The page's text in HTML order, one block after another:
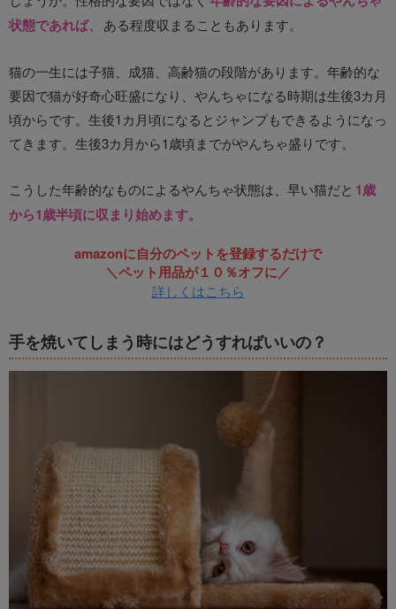
状態であれば、
ある程度収まることもあります。
猫の一生には子猫、成猫、高齢猫の段階があります。年齢的な
要因で猫が好奇心旺盛になり、やんちゃになる時期は生後3カ月
頃からです。生後1カ月頃になるとジャンプもできるようになっ
てきます。生後3カ月から1歳頃までがやんちゃ盛りです。
こうした年齢的なものによるやんちゃ状態は、早い猫だと 1歳
から1歳半頃に収まり始めます。
amazonに自分のペットを登録するだけで
＼ペット用品が１０％オフに／
詳しくはこちら
手を焼いてしまう時にはどうすればいいの？